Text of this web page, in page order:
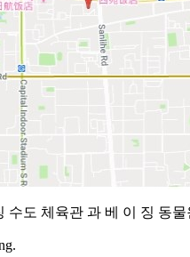
수도 체육관 과 베 이 징 동물